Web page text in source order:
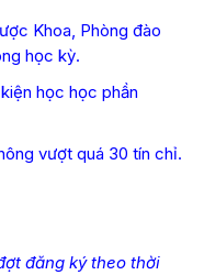
Khoa, Phòng đào
học kỳ.
học học phần
vượt quá 30 tín chỉ.
đăng ký theo thời